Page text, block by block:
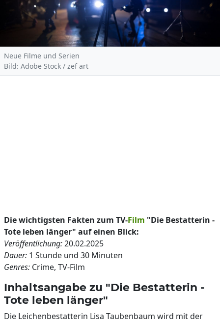
Neue Filme und Serien
Bild: Adobe Stock / zef art
Die wichtigsten Fakten zum TV-Film "Die Bestatterin -
Tote leben länger" auf einen Blick:
Veröffentlichung:20.02.2025
Dauer: 1 Stunde und 30 Minuten
Genres: Crime, TV-Film
Inhaltsangabe zu "Die Bestatterin -
Tote leben länger"
Die Leichenbestatterin Lisa Taubenbaum wird mit der